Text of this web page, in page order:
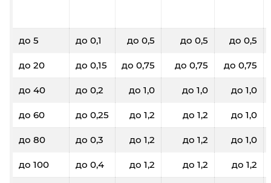
до 5 до 0,1 до 0,5 до 0,5 до 0,5
до 20 до 0,15 до 0,75 до 0,75 до 0,75
до 40 до 0,2 до 1,0 до 1,0 до 1,0
до 60 до 0,25 до 1,2 до 1,2 до 1,0
до 80 до 0,3 до 1,2 до 1,2 до 1,0
до 100 до 0,4 до 1,2 до 1,2 до 1,2